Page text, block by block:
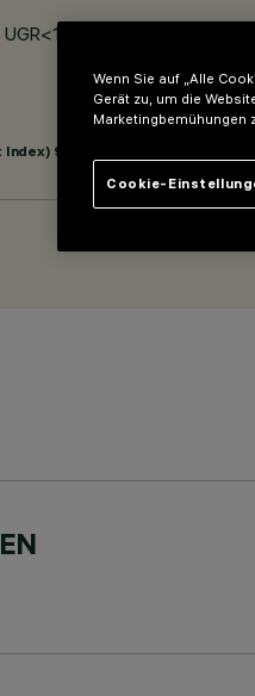
94
Wenn Sie auf „Alle
Gerät zu, um die
Marketingbemühungen
Cookie-